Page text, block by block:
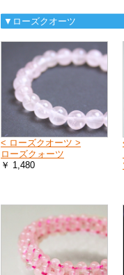
▼ローズクオーツ
< ローズクオーツ >
ローズクォーツ
￥ 1,480